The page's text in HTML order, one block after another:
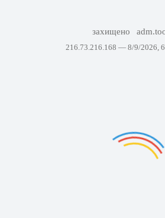
захищено
216.73.216.168 — 8/9/2026,